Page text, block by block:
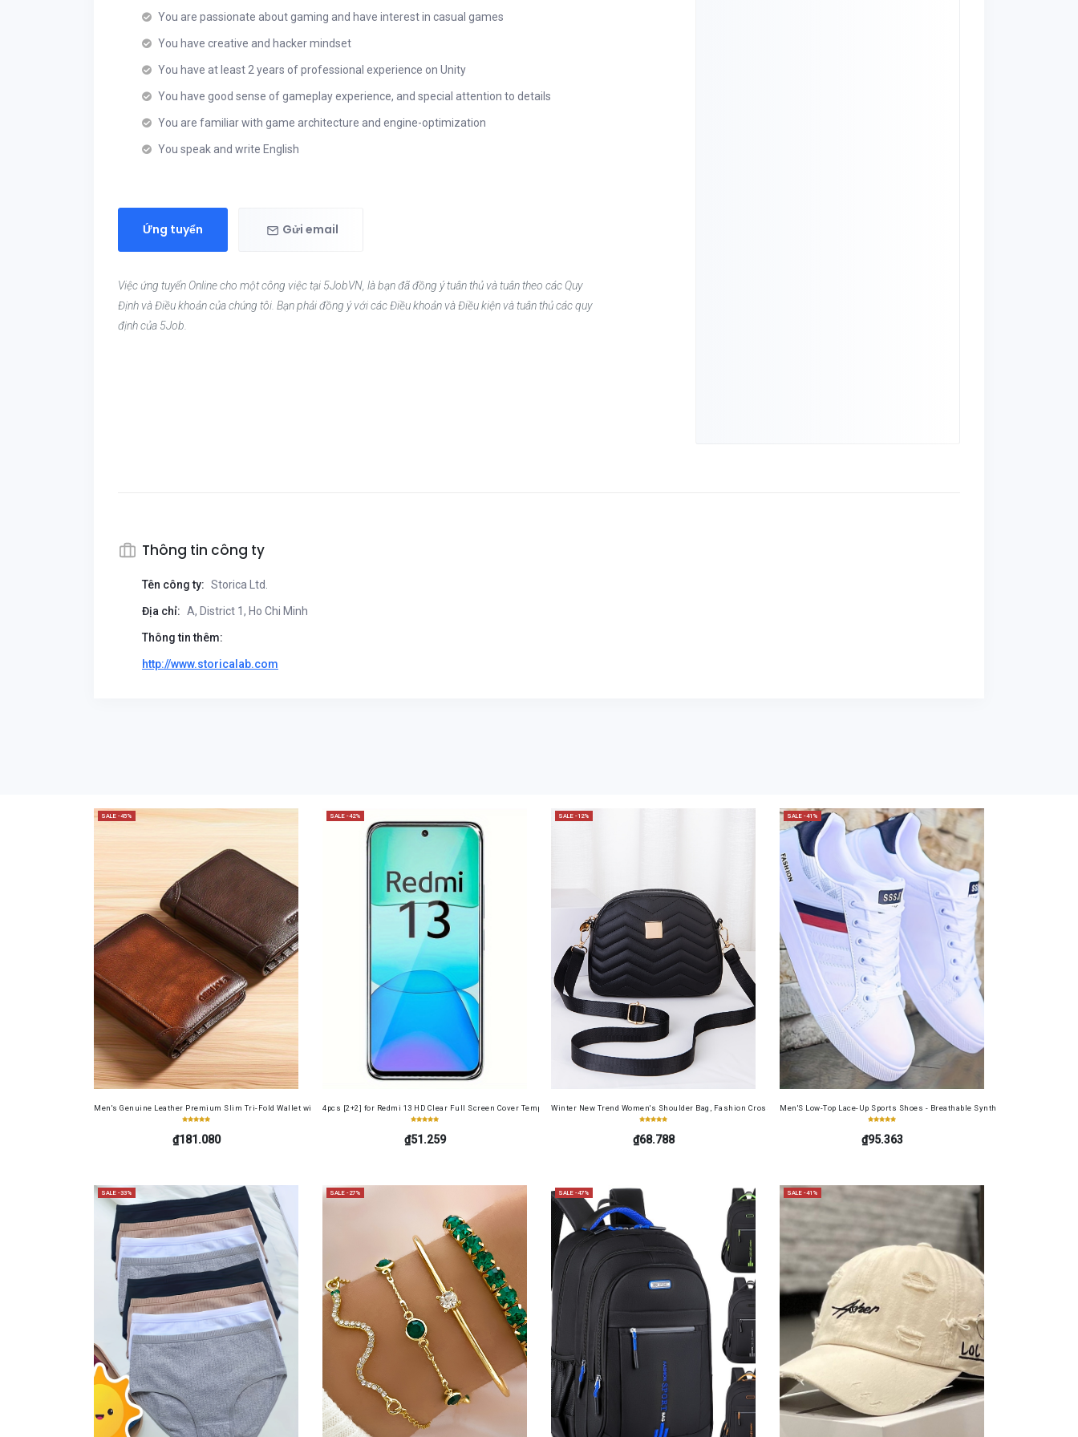
You are passionate about gaming and have interest in casual games
You have creative and hacker mindset
You have at least 2 years of professional experience on Unity
You have good sense of gameplay experience, and special attention to details
You are familiar with game architecture and engine-optimization
You speak and write English
Ứng tuyển Gửi email
Việc ứng tuyển Online cho một công việc tại 5JobVN, là bạn đã đồng ý tuân thủ và tuân theo các Quy
Định và Điều khoản của chúng tôi. Bạn phải đồng ý với các Điều khoản và Điều kiện và tuân thủ các quy
định của 5Job.
Thông tin công ty
Tên công ty: Storica Ltd.
Địa chỉ: A, District 1, Ho Chi Minh
Thông tin thêm:
http://www.storicalab.com
SALE -45%
Men's Genuine Leather Premium Slim Tri-Fold Wallet with Driver's License Card Holder, Top-Grain Cowhide, Large Capacity, RFID Blocking Credit Card Holder, Portable Cash Wallet for Work, Business, Commuting, Office, Anniversary, Couples
₫181.080
SALE -42%
4pcs [2+2] for Redmi 13 HD Clear Full Screen Cover Tempered Glass Screen Protector Film+ Camera Lens Soft Film 4in1 for Redmi 13 4G
₫51.259
SALE -12%
Winter New Trend Women's Shoulder Bag, Fashion Crossbody Bag for Daily Use, Fits Phone and Cosmetics, Square Bag
₫68.788
SALE -41%
Men'S Low-Top Lace-Up Sports Shoes - Breathable Synthetic Material,
₫95.363
SALE -33% SALE -27% SALE -47% SALE -41%